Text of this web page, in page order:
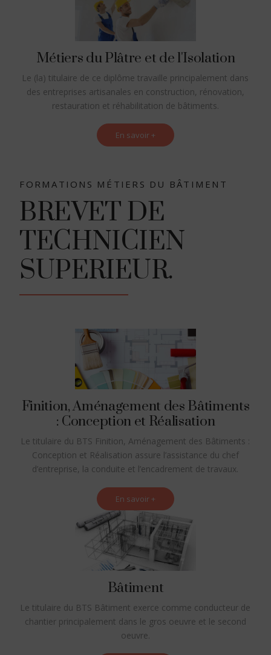
Métiers du Plâtre et de l'Isolation
Le (la) titulaire de ce diplôme travaille principalement dans
des entreprises artisanales en construction, rénovation,
restauration et réhabilitation de bâtiments.
En savoir +
FORMATIONS MÉTIERS DU BÂTIMENT
BREVET DE
TECHNICIEN
SUPERIEUR.
Finition, Aménagement des Bâtiments
: Conception et Réalisation
Le titulaire du BTS Finition, Aménagement des Bâtiments :
Conception et Réalisation assure l’assistance du chef
d’entreprise, la conduite et l’encadrement de travaux.
En savoir +
Bâtiment
Le titulaire du BTS Bâtiment exerce comme conducteur de
chantier principalement dans le gros oeuvre et le second
oeuvre.